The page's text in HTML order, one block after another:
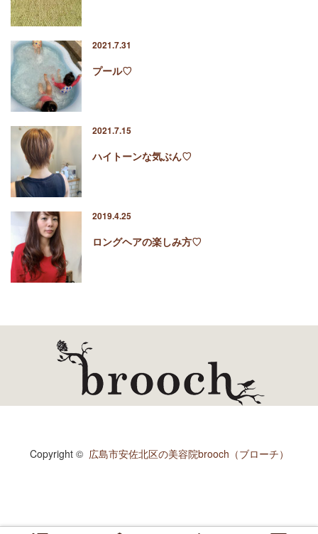
2021.7.31
プール♡
2021.7.15
ハイトーンな気ぶん♡
2019.4.25
ロングヘアの楽しみ方♡
Copyright © 広島市安佐北区の美容院brooch（ブローチ）